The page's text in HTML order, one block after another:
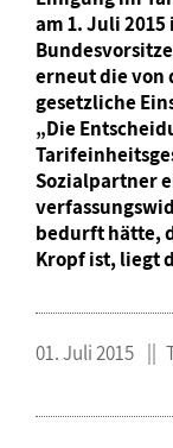
am 1. Juli
erneut die von
gesetzliche
„Die
Sozialpartner
bedurft hätte,
Kropf ist, liegt
01. Juli 2015